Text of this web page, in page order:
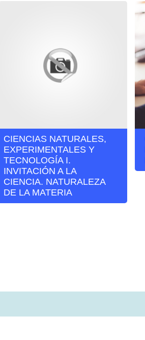
CIENCIAS NATURALES,
EXPERIMENTALES Y
TECNOLOGÍA I.
INVITACIÓN A LA
CIENCIA. NATURALEZA
DE LA MATERIA